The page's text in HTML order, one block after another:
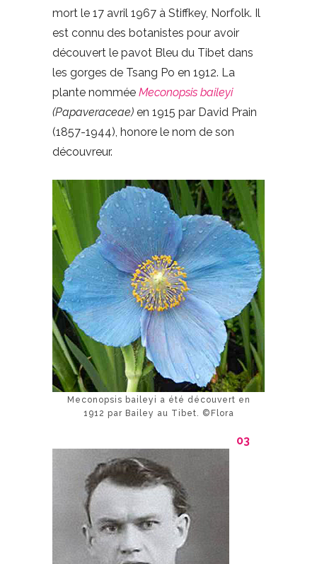
mort le 17 avril 1967 à Stiffkey, Norfolk. Il
est connu des botanistes pour avoir
découvert le pavot Bleu du Tibet dans
les gorges de Tsang Po en 1912. La
plante nommée Meconopsis baileyi
(Papaveraceae) en 1915 par David Prain
(1857-1944), honore le nom de son
découvreur.
Meconopsis baileyi a été découvert en
1912 par Bailey au Tibet. ©Flora
03